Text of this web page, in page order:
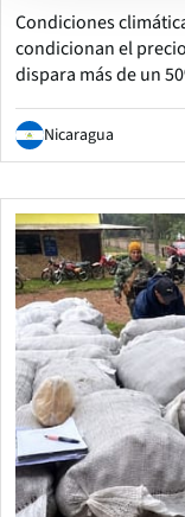
Condiciones
condicionan el
dispara más de un
Nicaragua